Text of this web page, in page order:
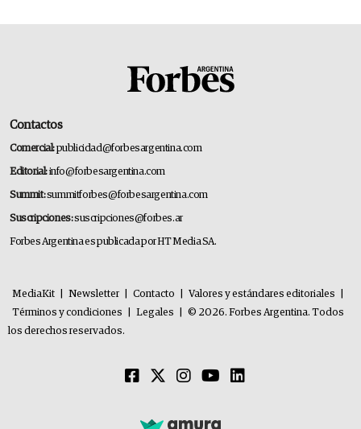
Contactos
Comercial:publicidad@forbesargentina.com
Editorial:info@forbesargentina.com
Summit:summitforbes@forbesargentina.com
Suscripciones:suscripciones@forbes.ar
Forbes Argentina es publicada por HT Media SA.
MediaKit Newsletter Contacto Valores y estándares editoriales
Términos y condiciones
Legales
© 2026. Forbes Argentina. Todos
los derechos reservados.